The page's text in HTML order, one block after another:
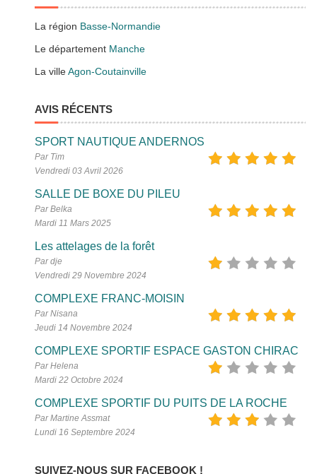
La région Basse-Normandie
Le département Manche
La villeAgon-Coutainville
AVIS RÉCENTS
SPORT NAUTIQUE ANDERNOS
Par Tim
Vendredi 03 Avril 2026
SALLE DE BOXE DU PILEU
Par Belka
Mardi 11 Mars 2025
Les attelages de la forêt
Par dje
Vendredi 29 Novembre 2024
COMPLEXE FRANC-MOISIN
Par Nisana
Jeudi 14 Novembre 2024
COMPLEXE SPORTIF ESPACE GASTON CHIRAC
Par Helena
Mardi 22 Octobre 2024
COMPLEXE SPORTIF DU PUITS DE LA ROCHE
Par Martine Assmat
Lundi 16 Septembre 2024
SUIVEZ-NOUS SUR FACEBOOK !